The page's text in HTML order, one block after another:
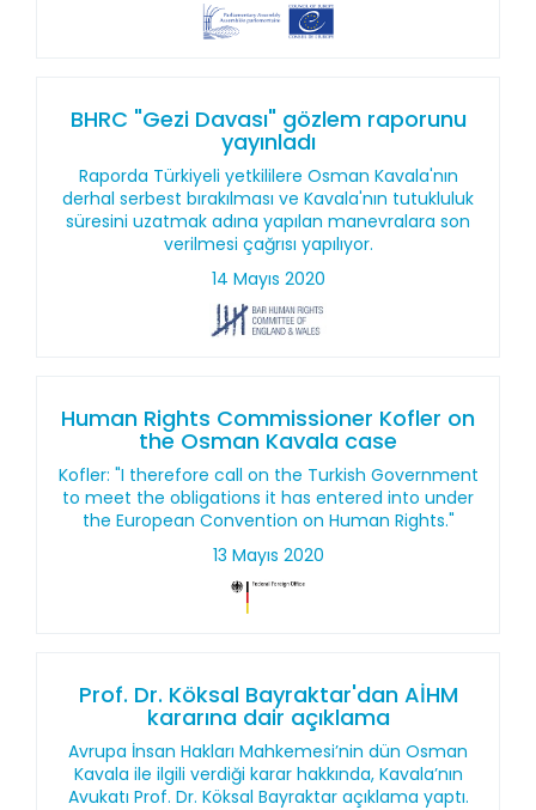
BHRC "Gezi Davası" gözlem raporunu
yayınladı
Raporda Türkiyeli yetkililere Osman Kavala'nın
derhal serbest bırakılması ve Kavala'nın tutukluluk
süresini uzatmak adına yapılan manevralara son
verilmesi çağrısı yapılıyor.
14 Mayıs 2020
Human Rights Commissioner Kofler on
the Osman Kavala case
Kofler: "I therefore call on the Turkish Government
to meet the obligations it has entered into under
the European Convention on Human Rights."
13 Mayıs 2020
Prof. Dr. Köksal Bayraktar'dan AİHM
kararına dair açıklama
Avrupa İnsan Hakları Mahkemesi’nin dün Osman
Kavala ile ilgili verdiği karar hakkında, Kavala’nın
Avukatı Prof. Dr. Köksal Bayraktar açıklama yaptı.